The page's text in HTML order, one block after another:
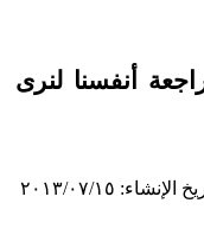
أنفسنا لنرى
الإنشاء: ٢٠١٣/٠٧/١٥